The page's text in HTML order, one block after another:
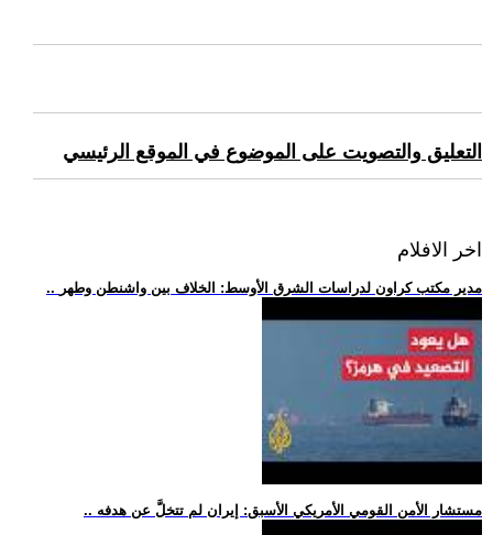
التعليق والتصويت على الموضوع في الموقع الرئيسي
اخر الافلام
.. مدير مكتب كراون لدراسات الشرق الأوسط: الخلاف بين واشنطن وطهر
.. مستشار الأمن القومي الأمريكي الأسبق: إيران لم تتخلَّ عن هدفه